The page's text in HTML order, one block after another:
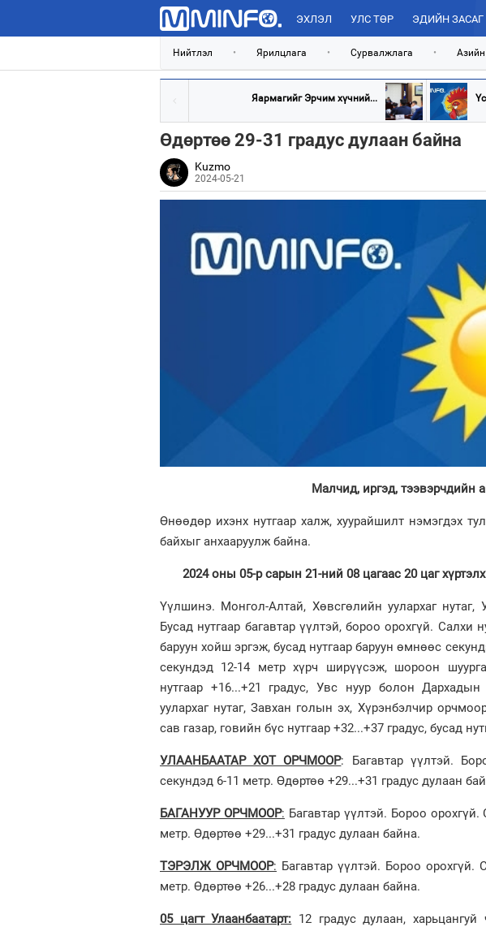
ЭХЛЭЛ УЛС ТӨР ЭДИЙН ЗАСАГ
Нийтлэл • Ярилцлага • Сурвалжлага •
Яармагийг Эрчим хүчний...
Өдөртөө 29-31 градус дулаан байна
Kuzmo
2024-05-21
Малчид, иргэд, тээвэрчдийн
Өнөөдөр ихэнх нутгаар халж, хуурайшилт нэмэгдэх
байхыг анхааруулж байна.
2024 оны 05-р сарын 21-ний 08 цагаас 20 цаг хүртэлх
Үүлшинэ. Монгол-Алтай, Хөвсгөлийн уулархаг
Бусад нутгаар багавтар үүлтэй, бороо орохгүй. Салхи
баруун хойш эргэж, бусад нутгаар баруун өмнөөс
секундэд 12-14 метр хүрч ширүүсэж, шороон
нутгаар +16...+21 градус, Увс нуур болон
уулархаг нутаг, Завхан голын эх, Хүрэнбэлчир
сав газар, говийн бүс нутгаар +32...+37 градус, бусад
УЛААНБААТАР ХОТ ОРЧМООР: Багавтар үүлтэй.
секундэд 6-11 метр. Өдөртөө +29...+31 градус дулаан
БАГАНУУР ОРЧМООР: Багавтар үүлтэй. Бороо
метр. Өдөртөө +29...+31 градус дулаан байна.
ТЭРЭЛЖ ОРЧМООР: Багавтар үүлтэй. Бороо орохгүй.
метр. Өдөртөө +26...+28 градус дулаан байна.
05 цагт Улаанбаатарт: 12 градус дулаан,